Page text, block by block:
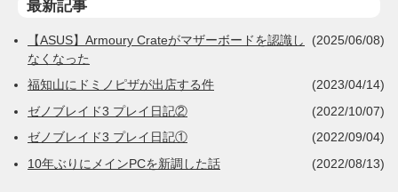
最新記事
(2025/06/08)
【ASUS】Armoury Crateがマザーボードを認識し
なくなった
(2023/04/14)
福知山にドミノピザが出店する件
(2022/10/07)
ゼノブレイド3 プレイ日記②
(2022/09/04)
ゼノブレイド3 プレイ日記①
(2022/08/13)
10年ぶりにメインPCを新調した話